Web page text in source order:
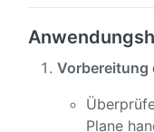
Vorbereitung
Plane